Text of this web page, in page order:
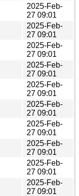
2025-Feb-
27 09:01
2025-Feb-
27 09:01
2025-Feb-
27 09:01
2025-Feb-
27 09:01
2025-Feb-
27 09:01
2025-Feb-
27 09:01
2025-Feb-
27 09:01
2025-Feb-
27 09:01
2025-Feb-
27 09:01
2025-Feb-
27 09:01